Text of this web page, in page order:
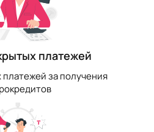
платежей
платежей за получения